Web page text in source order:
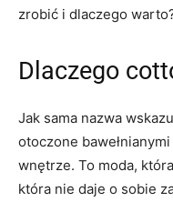
zrobić i dlaczego
Dlaczego
Jak sama nazwa
otoczone
wnętrze. To moda,
która nie daje o sobie